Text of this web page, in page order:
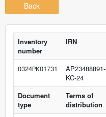
Back
Inventory
number
IRN
0324РК01731
AP23488891-
KC-24
Document
type
Terms of
distribution